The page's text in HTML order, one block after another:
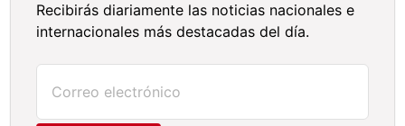
Recibirás diariamente las noticias nacionales e
internacionales más destacadas del día.